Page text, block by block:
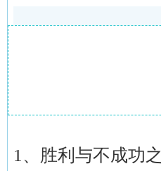
1、胜利与不成功